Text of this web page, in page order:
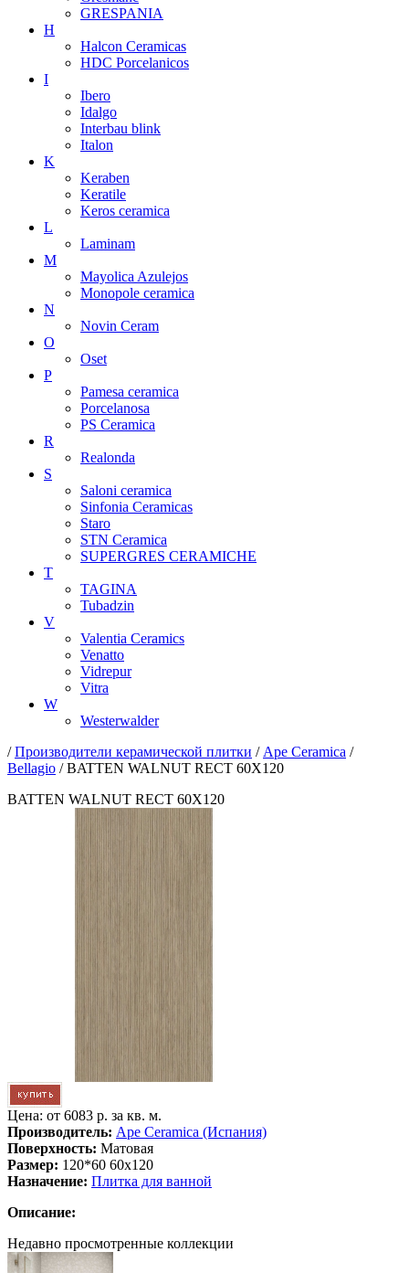
GRESPANIA
H
Halcon Ceramicas
HDC Porcelanicos
I
Ibero
Idalgo
Interbau blink
Italon
K
Keraben
Keratile
Keros ceramica
L
Laminam
M
Mayolica Azulejos
Monopole ceramica
N
Novin Ceram
O
Oset
P
Pamesa ceramica
Porcelanosa
PS Ceramica
R
Realonda
S
Saloni ceramica
Sinfonia Ceramicas
Staro
STN Ceramica
SUPERGRES CERAMICHE
T
TAGINA
Tubadzin
V
Valentia Ceramics
Venatto
Vidrepur
Vitra
W
Westerwalder
/Производители керамической плитки / Ape Ceramica /
Bellagio / BATTEN WALNUT RECT 60X120
BATTEN WALNUT RECT 60X120
Цена: от 6083 р. за кв. м.
Производитель: Ape Ceramica (Испания)
Поверхность: Матовая
Размер: 120*60 60x120
Назначение: Плитка для ванной
Описание:
Недавно просмотренные коллекции